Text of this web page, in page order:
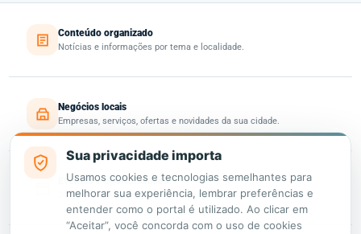
Conteúdo organizado
Notícias e informações por tema e localidade.
Negócios locais
Empresas, serviços, ofertas e novidades da sua cidade.
Eventos e oportunidades
Descubra o que acontece e o que está disponível perto de você.
Sua privacidade importa
Usamos cookies e tecnologias semelhantes para
melhorar sua experiência, lembrar preferências e
entender como o portal é utilizado. Ao clicar em
“Aceitar”, você concorda com o uso de cookies